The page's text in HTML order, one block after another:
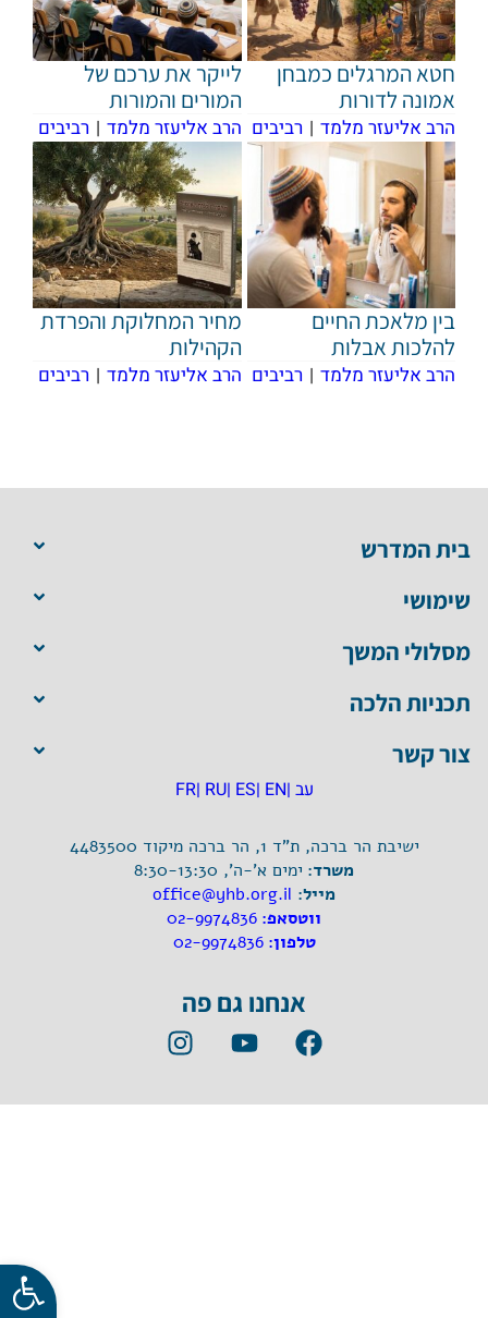
חטא המרגלים כמבחן
אמונה לדורות
הרב אליעזר מלמד | רביבים
לייקר את ערכם של
המורים והמורות
הרב אליעזר מלמד | רביבים
בין מלאכת החיים
להלכות אבלות
הרב אליעזר מלמד | רביבים
מחיר המחלוקת והפרדת
הקהילות
הרב אליעזר מלמד | רביבים
בית המדרש
שימושי
מסלולי המשך
תכניות הלכה
צור קשר
עב |EN |
ES |
RU |
FR
ישיבת הר ברכה, ת"ד 1, הר ברכה מיקוד 4483500
משרד: ימים א'-ה', 8:30-13:30
מייל: office@yhb.org.il
ווטסאפ: 02-9974836
טלפון:02-9974836
אנחנו גם פה
פתח